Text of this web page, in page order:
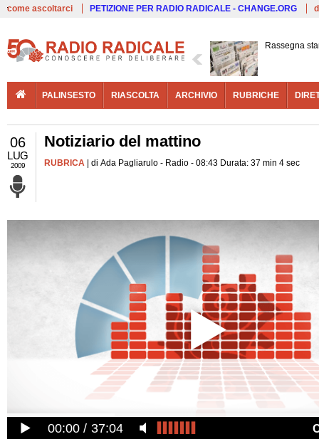
come ascoltarci PETIZIONE PER RADIO RADICALE - CHANGE.ORG
Rassegna
PALINSESTO RIASCOLTA ARCHIVIO RUBRICHE
06
LUG
2009
Notiziario del mattino
RUBRICA | di Ada Pagliarulo - Radio - 08:43 Durata: 37 min 4 sec
00:00 37:04